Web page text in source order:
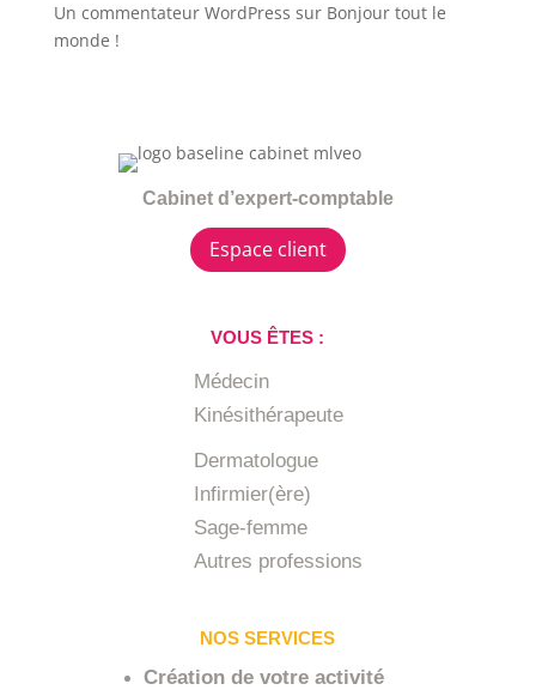
Un commentateur WordPress sur Bonjour tout le
monde !
Cabinet d’expert-comptable
Espace client
VOUS ÊTES :
Médecin
Kinésithérapeute
Dermatologue
Infirmier(ère)
Sage-femme
Autres professions
NOS SERVICES
Création de votre activité